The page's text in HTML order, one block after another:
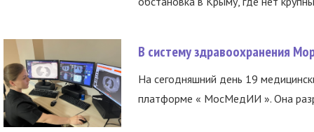
В систему здравоохранения
На сегодняшний день 19
платформе « МосМедИИ ». Она